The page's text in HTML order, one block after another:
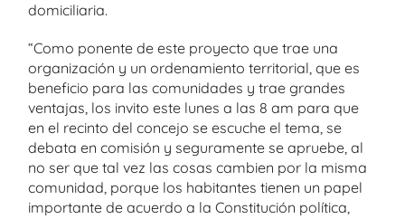
domiciliaria.
“Como ponente de este proyecto que trae una
organización y un ordenamiento territorial, que es
beneficio para las comunidades y trae grandes
ventajas, los invito este lunes a las 8 am para que
en el recinto del concejo se escuche el tema, se
debata en comisión y seguramente se apruebe, al
no ser que tal vez las cosas cambien por la misma
comunidad, porque los habitantes tienen un papel
importante de acuerdo a la Constitución política,